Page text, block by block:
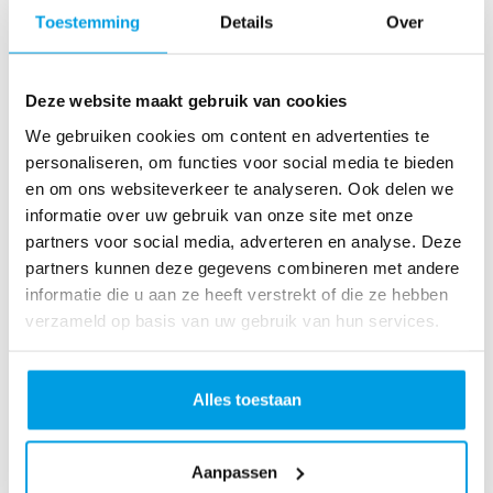
Toestemming Details Over
Deze website maakt gebruik van cookies
We gebruiken cookies om content en advertenties te
personaliseren, om functies voor social media te bieden
en om ons websiteverkeer te analyseren. Ook delen we
informatie over uw gebruik van onze site met onze
partners voor social media, adverteren en analyse. Deze
partners kunnen deze gegevens combineren met andere
informatie die u aan ze heeft verstrekt of die ze hebben
verzameld op basis van uw gebruik van hun services.
Alles toestaan
Aanpassen
as
R
u
n
L
o
ve
Li
fe
R
n
S
n
fo